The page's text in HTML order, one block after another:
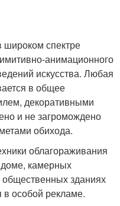
широком спектре
анимационного
искусства. Любая
в общее
декоративными
и не загромождено
обихода.
облагораживания
камерных
зданиях
особой рекламе.